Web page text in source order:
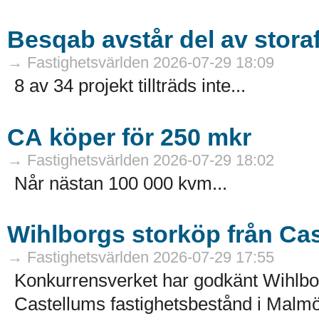
Besqab avstår del av
→ Fastighetsvärlden 2026-07-29 18:09
8 av 34 projekt tillträds inte...
CA köper för 250 mkr
→ Fastighetsvärlden 2026-07-29 18:02
Når nästan 100 000 kvm...
Wihlborgs storköp från
→ Fastighetsvärlden 2026-07-29 17:55
Konkurrensverket har godkänt
Castellums fastighetsbestånd i